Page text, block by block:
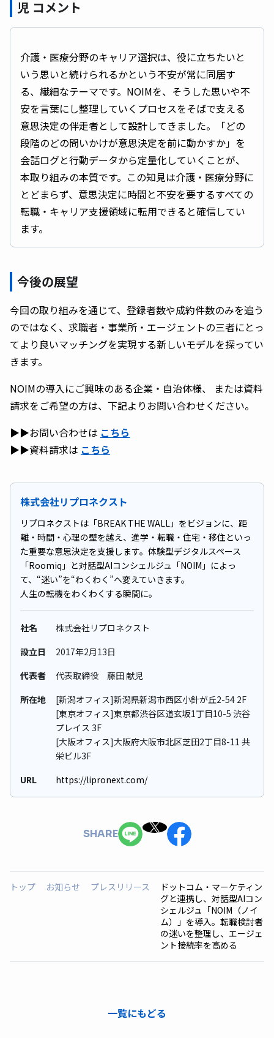
児 コメント
介護・医療分野のキャリア選択は、役に立ちたいと
いう思いと続けられるかという不安が常に同居す
る、繊細なテーマです。NOIMを、そうした思いや不
安を言葉にし整理していくプロセスをそばで支える
意思決定の伴走者として設計してきました。「どの
段階のどの問いかけが意思決定を前に動かすか」を
会話ログと行動データから定量化していくことが、
本取り組みの本質です。この知見は介護・医療分野に
とどまらず、意思決定に時間と不安を要するすべての
転職・キャリア支援領域に転用できると確信してい
ます。
今後の展望
今回の取り組みを通じて、登録者数や成約件数のみを追う
のではなく、求職者・事業所・エージェントの三者にとっ
てより良いマッチングを実現する新しいモデルを探ってい
きます。
NOIMの導入にご興味のある企業・自治体様、 または資料
請求をご希望の方は、下記よりお問い合わせください。
▶▶お問い合わせは こちら
▶▶資料請求は こちら
株式会社リプロネクスト
リプロネクストは「BREAK THE WALL」をビジョンに、距
離・時間・心理の壁を越え、進学・転職・住宅・移住といっ
た重要な意思決定を支援します。体験型デジタルスペース
「Roomiq」と対話型AIコンシェルジュ「NOIM」によっ
て、“迷い”を“わくわく”へ変えていきます。
人生の転機をわくわくする瞬間に。
社名
株式会社リプロネクスト
設立日
2017年2⽉13⽇
代表者
代表取締役 藤田 献児
所在地
[新潟オフィス]新潟県新潟市西区小針が丘2-54 2F
[東京オフィス]東京都渋谷区道玄坂1丁目10-5 渋谷
プレイス 3F
[大阪オフィス]大阪府大阪市北区芝田2丁目8-11 共
栄ビル3F
URL
https://lipronext.com/
SHARE
トップ お知らせ プレスリリース
ドットコム・マーケティン
グと連携し、対話型AIコン
シェルジュ「NOIM（ノイ
ム）」を導入。転職検討者
の迷いを整理し、エージェ
ント接続率を高める
一覧にもどる